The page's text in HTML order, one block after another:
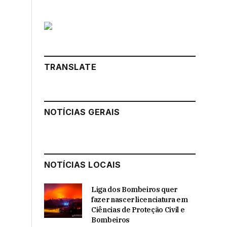
TRANSLATE
NOTÍCIAS GERAIS
NOTÍCIAS LOCAIS
Liga dos Bombeiros quer
fazer nascer licenciatura em
Ciências de Proteção Civil e
Bombeiros